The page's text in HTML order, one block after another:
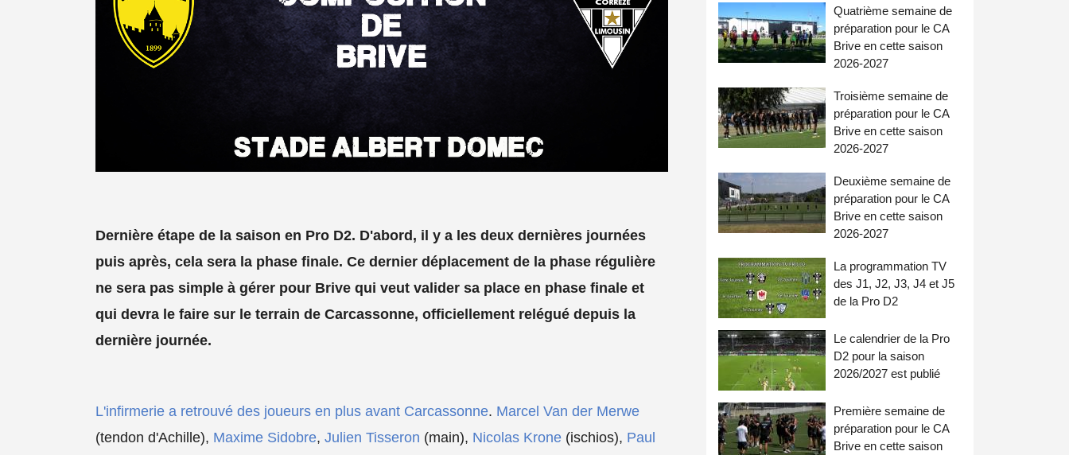
Dernière étape de la saison en Pro D2. D'abord, il y a les deux dernières journées
puis après, cela sera la phase finale. Ce dernier déplacement de la phase régulière
ne sera pas simple à gérer pour Brive qui veut valider sa place en phase finale et
qui devra le faire sur le terrain de Carcassonne, officiellement relégué depuis la
dernière journée.
L'infirmerie a retrouvé des joueurs en plus avant Carcassonne. Marcel Van der Merwe
(tendon d'Achille), Maxime Sidobre, Julien Tisseron (main), Nicolas Krone (ischios), Paul
Quatrième semaine de
préparation pour le CA
Brive en cette saison
2026-2027
Troisième semaine de
préparation pour le CA
Brive en cette saison
2026-2027
Deuxième semaine de
préparation pour le CA
Brive en cette saison
2026-2027
La programmation TV
des J1, J2, J3, J4 et J5
de la Pro D2
Le calendrier de la Pro
D2 pour la saison
2026/2027 est publié
Première semaine de
préparation pour le CA
Brive en cette saison